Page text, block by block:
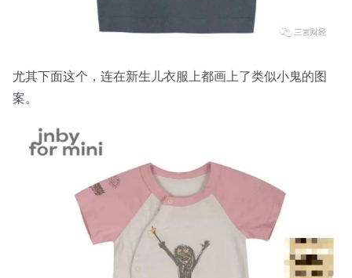
尤其下面这个，连在新生儿衣服上都画上了类似小鬼的图
案。